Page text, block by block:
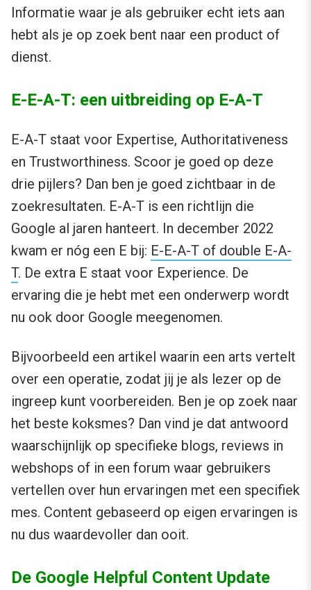
Informatie waar je als gebruiker echt iets aan
hebt als je op zoek bent naar een product of
dienst.
E-E-A-T: een uitbreiding op E-A-T
E-A-T staat voor Expertise, Authoritativeness
en Trustworthiness. Scoor je goed op deze
drie pijlers? Dan ben je goed zichtbaar in de
zoekresultaten. E-A-T is een richtlijn die
Google al jaren hanteert. In december 2022
kwam er nóg een E bij: E-E-A-T of double E-A-
T. De extra E staat voor Experience. De
ervaring die je hebt met een onderwerp wordt
nu ook door Google meegenomen.
Bijvoorbeeld een artikel waarin een arts vertelt
over een operatie, zodat jij je als lezer op de
ingreep kunt voorbereiden. Ben je op zoek naar
het beste koksmes? Dan vind je dat antwoord
waarschijnlijk op specifieke blogs, reviews in
webshops of in een forum waar gebruikers
vertellen over hun ervaringen met een specifiek
mes. Content gebaseerd op eigen ervaringen is
nu dus waardevoller dan ooit.
De Google Helpful Content Update